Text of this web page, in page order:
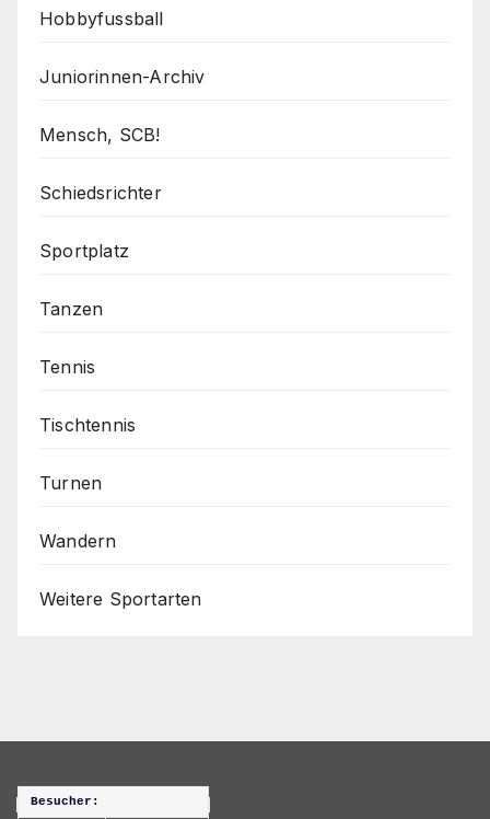
Hobbyfussball
Juniorinnen-Archiv
Mensch, SCB!
Schiedsrichter
Sportplatz
Tanzen
Tennis
Tischtennis
Turnen
Wandern
Weitere Sportarten
Besucher: